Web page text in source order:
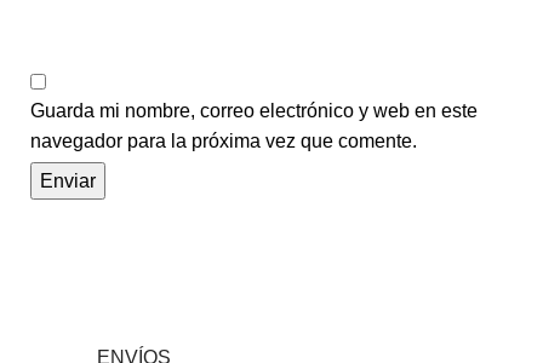
Guarda mi nombre, correo electrónico y web en este
navegador para la próxima vez que comente.
ENVÍOS